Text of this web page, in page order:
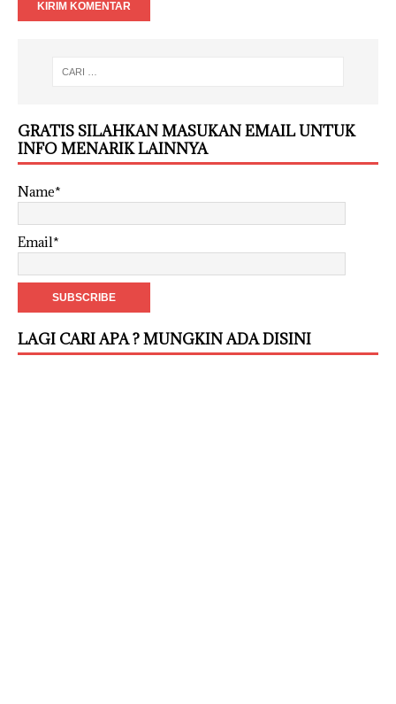
GRATIS SILAHKAN MASUKAN EMAIL UNTUK
INFO MENARIK LAINNYA
Name*
Email*
LAGI CARI APA ? MUNGKIN ADA DISINI